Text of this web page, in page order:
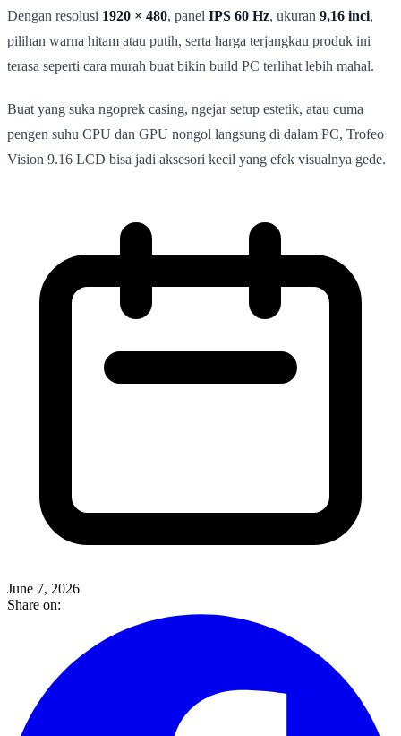
Dengan resolusi 1920 × 480, panel IPS 60 Hz, ukuran 9,16 inci,
pilihan warna hitam atau putih, serta harga terjangkau produk ini
terasa seperti cara murah buat bikin build PC terlihat lebih mahal.
Buat yang suka ngoprek casing, ngejar setup estetik, atau cuma
pengen suhu CPU dan GPU nongol langsung di dalam PC, Trofeo
Vision 9.16 LCD bisa jadi aksesori kecil yang efek visualnya gede.
June 7, 2026
Share on: